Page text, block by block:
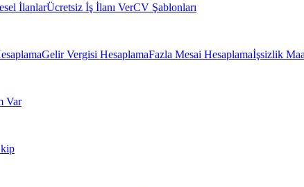
İlanlarÜcretsiz İş İlanı VerCV Şablonları
Gelir Vergisi HesaplamaFazla Mesai Hesaplamaİşsizlik
Var